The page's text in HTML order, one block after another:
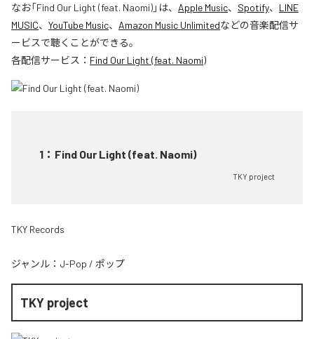
なお「Find Our Light (feat. Naomi)」は、 Apple Music、 Spotify、 LINE
MUSIC、 YouTube Music、 Amazon Music Unlimitedなどの音楽配信サ
ービスで聴くことができる。
各配信サービス： Find Our Light (feat. Naomi)
1 ： Find Our Light (feat. Naomi)
TKY project
TKY Records
ジャンル： J-Pop / ポップ
TKY project